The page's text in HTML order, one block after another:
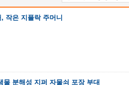
작은 지플락 주머니
분해성 지퍼 자물쇠 포장 부대